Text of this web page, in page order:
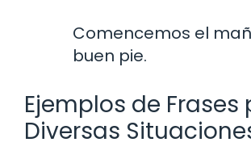
Comencemos el
buen pie.
Ejemplos de Frases
Diversas